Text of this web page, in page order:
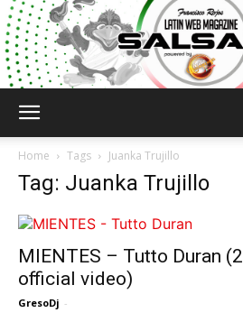
Home Tags Juanka Trujillo
Tag: Juanka Trujillo
MIENTES – Tutto Duran
official video)
GresoDj -